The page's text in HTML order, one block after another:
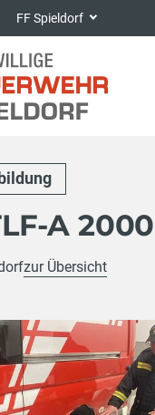
FF Spieldorf
A
zur Übersicht